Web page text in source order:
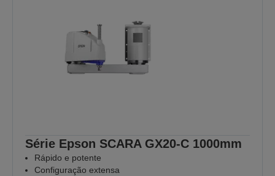
Série Epson SCARA GX20-C 1000mm
Rápido e potente
Configuração extensa